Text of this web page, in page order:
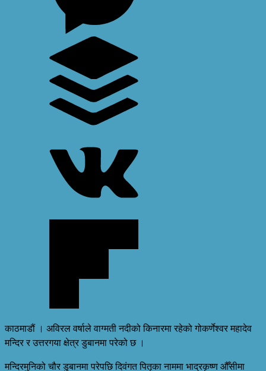
काठमाडौं । अविरल वर्षाले वाग्मती नदीको किनारमा रहेको गोकर्णेश्वर महादेव
मन्दिर र उत्तरगया क्षेत्र डुबानमा परेको छ ।
मन्दिरमुनिको चौर डुबानमा परेपछि दिवंगत पितृका नाममा भाद्रकृष्ण औँसीमा